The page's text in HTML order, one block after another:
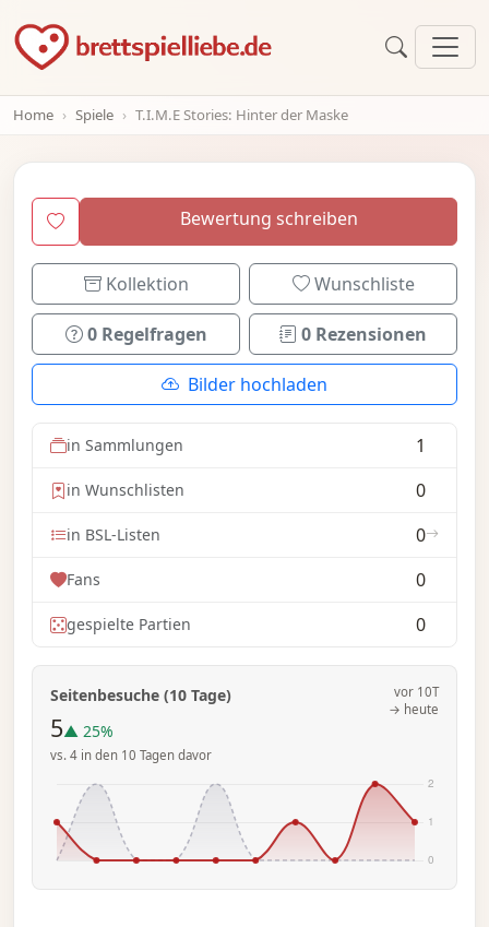
Home Spiele T.I.M.E Stories: Hinter der Maske
Bewertung schreiben
Kollektion Wunschliste
0 Regelfragen 0 Rezensionen
Bilder hochladen
in Sammlungen 1
in Wunschlisten 0
in BSL-Listen 0
Fans 0
gespielte Partien 0
Seitenbesuche (10 Tage)
5▲ 25%
vs. 4 in den 10 Tagen davor
vor 10T
→ heute